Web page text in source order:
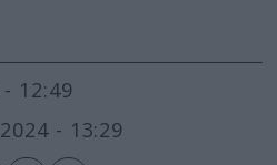
- 12:49
- 13:29